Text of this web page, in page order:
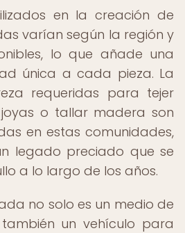
en la creación de
varían según la región y
lo que añade una
única a cada pieza. La
requeridas para tejer
o tallar madera son
en estas comunidades,
legado preciado que se
a lo largo de los años.
no solo es un medio de
también un vehículo para